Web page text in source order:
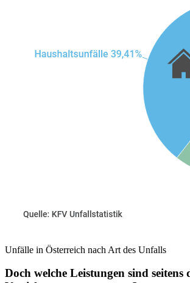
Unfälle in Österreich nach Art des Unfalls
Doch welche Leistungen sind seitens